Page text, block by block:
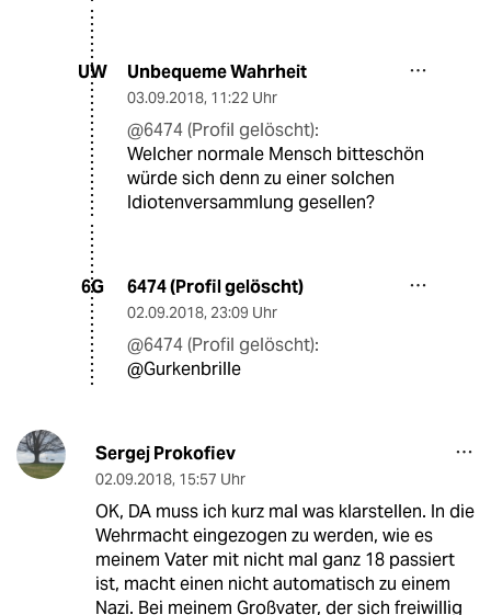
UW Unbequeme Wahrheit
03.09.2018, 11:22 Uhr
@6474 (Profil gelöscht):
Welcher normale Mensch bitteschön
würde sich denn zu einer solchen
Idiotenversammlung gesellen?
6G 6474 (Profil gelöscht)
02.09.2018, 23:09 Uhr
@6474 (Profil gelöscht):
@Gurkenbrille
Sergej Prokofiev
02.09.2018, 15:57 Uhr
OK, DA muss ich kurz mal was klarstellen. In die
Wehrmacht eingezogen zu werden, wie es
meinem Vater mit nicht mal ganz 18 passiert
ist, macht einen nicht automatisch zu einem
Nazi. Bei meinem Großvater, der sich freiwillig